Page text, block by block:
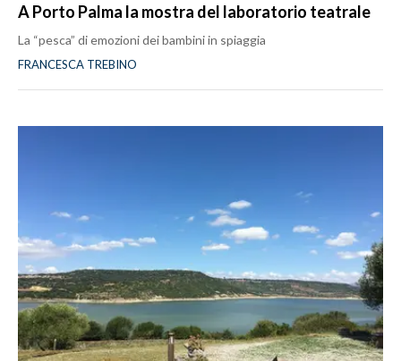
A Porto Palma la mostra del laboratorio teatrale
La “pesca” di emozioni dei bambini in spiaggia
FRANCESCA TREBINO